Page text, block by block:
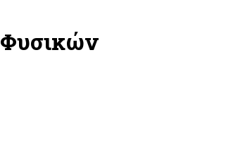
Φυσικών